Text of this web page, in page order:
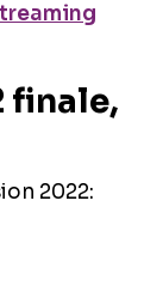
finale,
2022: